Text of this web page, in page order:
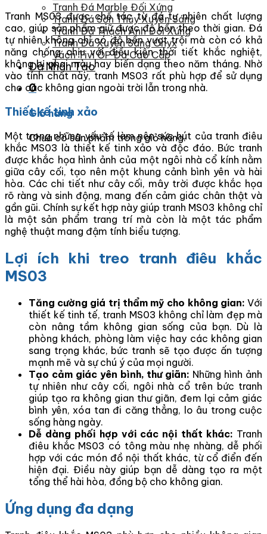
Tranh Đá Marble Đối Xứng
Tranh Đá Sơn Thủy Xuyên Sáng
Tranh Đá Thạch Anh Đối Xứng
Tranh Đá Xuyên Sáng Onyx
Vách Tivi ỐP Đá Cao Cấp
Đá Nhân Tạo
0
Giỏ hàng
Chưa có sản phẩm trong giỏ hàng.
Tranh MS03 được chế tác từ đá tự nhiên chất lượng
cao, giúp sản phẩm giữ được độ bền theo thời gian. Đá
tự nhiên không chỉ có độ bền vượt trội mà còn có khả
năng chống chịu với điều kiện thời tiết khắc nghiệt,
không bị phai màu hay biến dạng theo năm tháng. Nhờ
vào tính chất này, tranh MS03 rất phù hợp để sử dụng
cho các không gian ngoài trời lẫn trong nhà.
Thiết kế tinh xảo
Một trong những yếu tố làm nên sức hút của tranh điêu
khắc MS03 là thiết kế tinh xảo và độc đáo. Bức tranh
được khắc họa hình ảnh của một ngôi nhà cổ kính nằm
giữa cây cối, tạo nên một khung cảnh bình yên và hài
hòa. Các chi tiết như cây cối, mây trời được khắc họa
rõ ràng và sinh động, mang đến cảm giác chân thật và
gần gũi. Chính sự kết hợp này giúp tranh MS03 không chỉ
là một sản phẩm trang trí mà còn là một tác phẩm
nghệ thuật mang đậm tính biểu tượng.
Lợi ích khi treo tranh điêu khắc
MS03
Tăng cường giá trị thẩm mỹ cho không gian: Với
thiết kế tinh tế, tranh MS03 không chỉ làm đẹp mà
còn nâng tầm không gian sống của bạn. Dù là
phòng khách, phòng làm việc hay các không gian
sang trọng khác, bức tranh sẽ tạo được ấn tượng
mạnh mẽ và sự chú ý của mọi người.
Tạo cảm giác yên bình, thư giãn: Những hình ảnh
tự nhiên như cây cối, ngôi nhà cổ trên bức tranh
giúp tạo ra không gian thư giãn, đem lại cảm giác
bình yên, xóa tan đi căng thẳng, lo âu trong cuộc
sống hàng ngày.
Dễ dàng phối hợp với các nội thất khác: Tranh
điêu khắc MS03 có tông màu nhẹ nhàng, dễ phối
hợp với các món đồ nội thất khác, từ cổ điển đến
hiện đại. Điều này giúp bạn dễ dàng tạo ra một
tổng thể hài hòa, đồng bộ cho không gian.
Ứng dụng đa dạng